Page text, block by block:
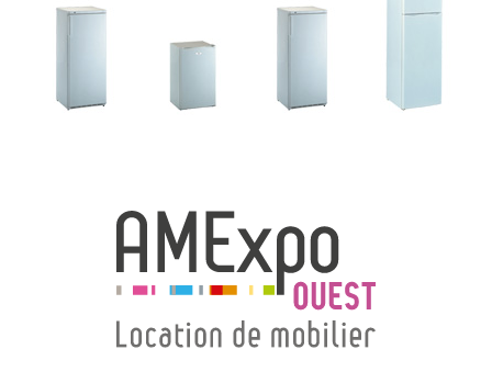
→ Types de mobilier
→ Noms / Références
→ Ensembles